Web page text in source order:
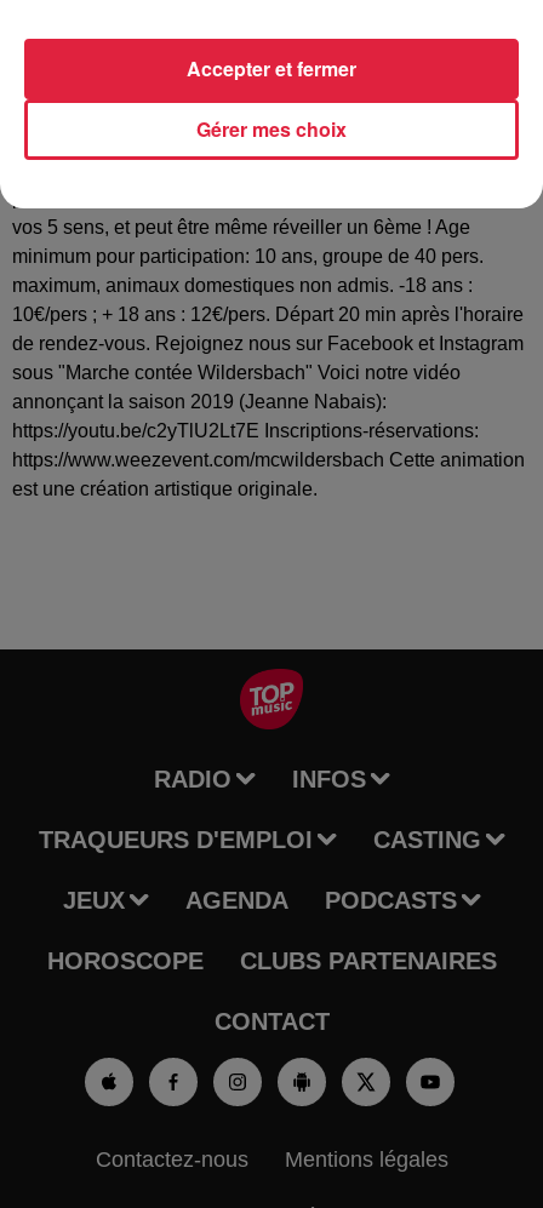
de la haute vallée de la Bruche va voir naître des fables, et
des légendes dont seuls ses habitants détiennent les
secrets. En 2019, nous réitérons avec la saison 2 de cet
vos 5 sens, et peut être même réveiller un 6ème ! Age
minimum pour participation: 10 ans, groupe de 40 pers.
maximum, animaux domestiques non admis. -18 ans :
10€/pers ; + 18 ans : 12€/pers. Départ 20 min après l'horaire
de rendez-vous. Rejoignez nous sur Facebook et Instagram
sous "Marche contée Wildersbach" Voici notre vidéo
annonçant la saison 2019 (Jeanne Nabais):
https://youtu.be/c2yTlU2Lt7E Inscriptions-réservations:
https://www.weezevent.com/mcwildersbach Cette animation
est une création artistique originale.
RADIO INFOS
TRAQUEURS D'EMPLOI CASTING
JEUX AGENDA PODCASTS
HOROSCOPE CLUBS PARTENAIRES
CONTACT
Contactez-nous Mentions légales
Gérer mes choix
Accepter et fermer